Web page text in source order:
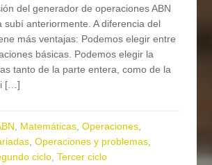
del generador de operaciones ABN
subí anteriormente. A diferencia del
más ventajas: Podemos elegir entre
básicas. Podemos elegir la
tanto de la parte entera, como de la
[…]
, Matemáticas,Operaciones,
,Operaciones y problemas,
ciclo,Tercer ciclo